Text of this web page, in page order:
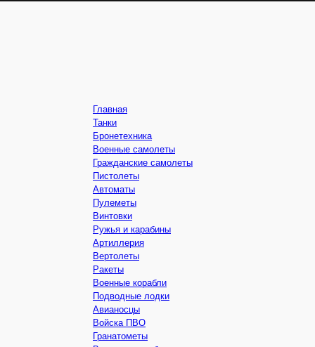
Главная
Танки
Бронетехника
Военные самолеты
Гражданские самолеты
Пистолеты
Автоматы
Пулеметы
Винтовки
Ружья и карабины
Артиллерия
Вертолеты
Ракеты
Военные корабли
Подводные лодки
Авианосцы
Войска ПВО
Гранатометы